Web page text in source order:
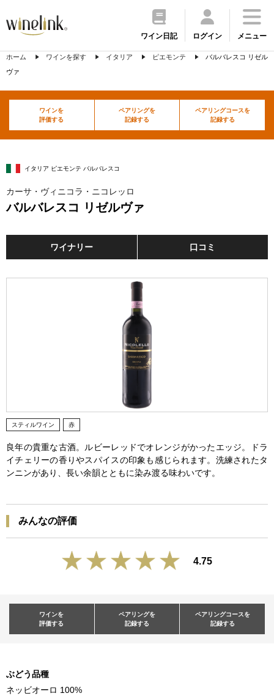
ワイン日記 ログイン メニュー
ホーム ワインを探す イタリア ピエモンテ
バルバレスコ リゼル
ヴァ
ワインを
評価する
ペアリングを
記録する
ペアリングコースを
記録する
イタリア ピエモンテ バルバレスコ
カーサ・ヴィニコラ・ニコレッロ
バルバレスコ リゼルヴァ
ワイナリー 口コミ
スティルワイン 赤
良年の貴重な古酒。ルビーレッドでオレンジがかったエッジ。ドラ
イチェリーの香りやスパイスの印象も感じられます。洗練されたタ
ンニンがあり、長い余韻とともに染み渡る味わいです。
みんなの評価
4.75
ワインを
評価する
ペアリングを
記録する
ペアリングコースを
記録する
ぶどう品種
ネッビオーロ 100%